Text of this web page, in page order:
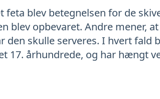
feta blev betegnelsen for de
blev opbevaret. Andre mener,
den skulle serveres. I hvert fald
17. århundrede, og har hængt